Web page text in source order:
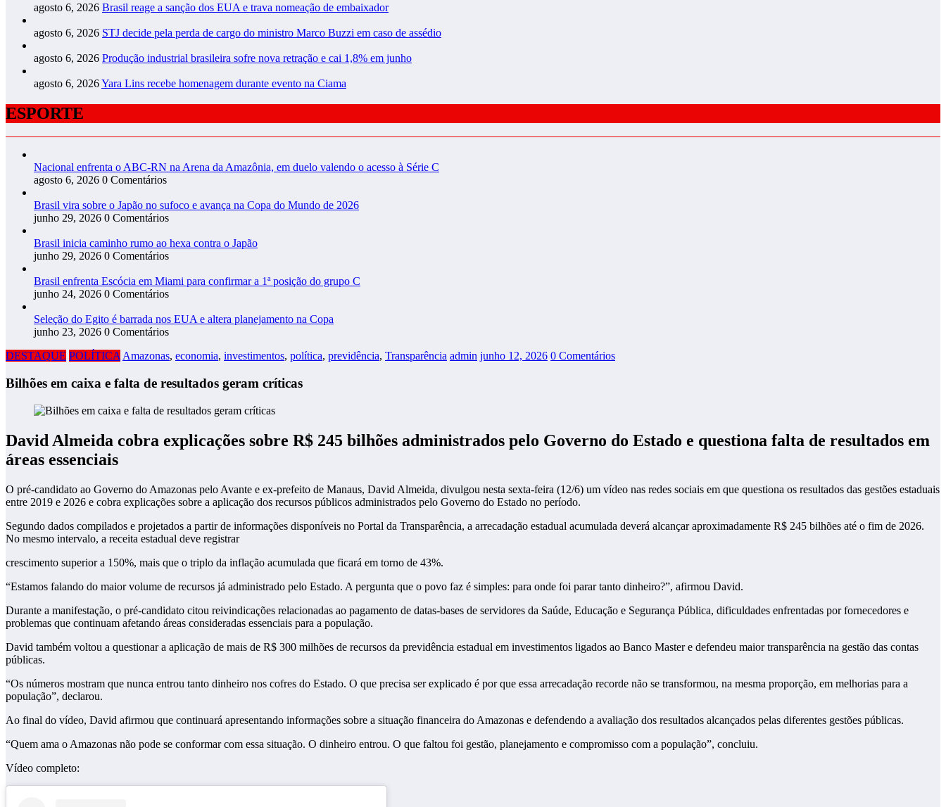
agosto 6, 2026 Brasil reage a sanção dos EUA e trava nomeação de embaixador
agosto 6, 2026 STJ decide pela perda de cargo do ministro Marco Buzzi em caso de assédio
agosto 6, 2026 Produção industrial brasileira sofre nova retração e cai 1,8% em junho
agosto 6, 2026Yara Lins recebe homenagem durante evento na Ciama
ESPORTE
Nacional enfrenta o ABC-RN na Arena da Amazônia, em duelo valendo o acesso à Série C
agosto 6, 2026 0 Comentários
Brasil vira sobre o Japão no sufoco e avança na Copa do Mundo de 2026
junho 29, 2026 0 Comentários
Brasil inicia caminho rumo ao hexa contra o Japão
junho 29, 2026 0 Comentários
Brasil enfrenta Escócia em Miami para confirmar a 1ª posição do grupo C
junho 24, 2026 0 Comentários
Seleção do Egito é barrada nos EUA e altera planejamento na Copa
junho 23, 2026 0 Comentários
DESTAQUE POLÍTICAAmazonas, economia, investimentos, política, previdência, Transparência admin junho 12, 2026 0 Comentários
Bilhões em caixa e falta de resultados geram críticas
David Almeida cobra explicações sobre R$ 245 bilhões administrados pelo Governo do Estado e questiona falta de resultados em
áreas essenciais
O pré-candidato ao Governo do Amazonas pelo Avante e ex-prefeito de Manaus, David Almeida, divulgou nesta sexta-feira (12/6) um vídeo nas redes sociais em que questiona os resultados das gestões estaduais
entre 2019 e 2026 e cobra explicações sobre a aplicação dos recursos públicos administrados pelo Governo do Estado no período.
Segundo dados compilados e projetados a partir de informações disponíveis no Portal da Transparência, a arrecadação estadual acumulada deverá alcançar aproximadamente R$ 245 bilhões até o fim de 2026.
No mesmo intervalo, a receita estadual deve registrar
crescimento superior a 150%, mais que o triplo da inflação acumulada que ficará em torno de 43%.
“Estamos falando do maior volume de recursos já administrado pelo Estado. A pergunta que o povo faz é simples: para onde foi parar tanto dinheiro?”, afirmou David.
Durante a manifestação, o pré-candidato citou reivindicações relacionadas ao pagamento de datas-bases de servidores da Saúde, Educação e Segurança Pública, dificuldades enfrentadas por fornecedores e
problemas que continuam afetando áreas consideradas essenciais para a população.
David também voltou a questionar a aplicação de mais de R$ 300 milhões de recursos da previdência estadual em investimentos ligados ao Banco Master e defendeu maior transparência na gestão das contas
públicas.
“Os números mostram que nunca entrou tanto dinheiro nos cofres do Estado. O que precisa ser explicado é por que essa arrecadação recorde não se transformou, na mesma proporção, em melhorias para a
população”, declarou.
Ao final do vídeo, David afirmou que continuará apresentando informações sobre a situação financeira do Amazonas e defendendo a avaliação dos resultados alcançados pelas diferentes gestões públicas.
“Quem ama o Amazonas não pode se conformar com essa situação. O dinheiro entrou. O que faltou foi gestão, planejamento e compromisso com a população”, concluiu.
Vídeo completo: